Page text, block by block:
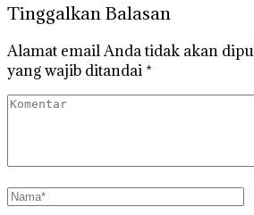
Tinggalkan Balasan
Alamat email Anda tidak akan
yang wajib ditandai *